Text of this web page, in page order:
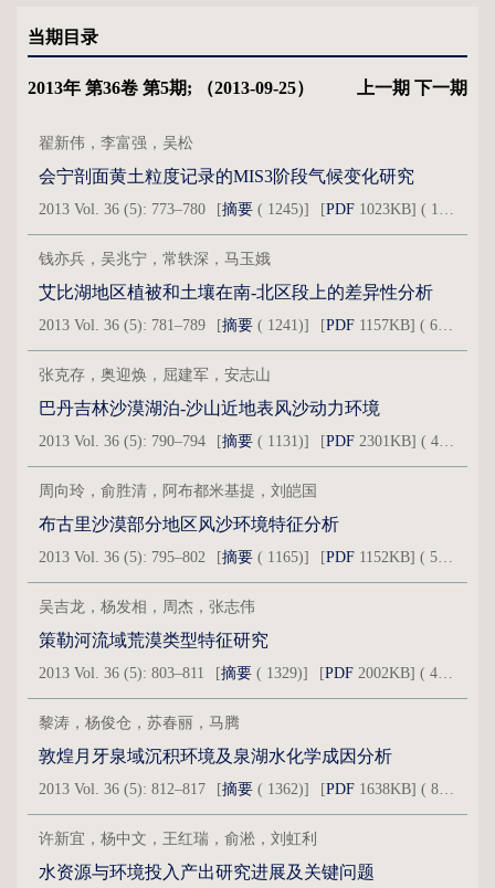
当期目录
2013年 第36卷 第5期; （2013-09-25） 上一期 下一期
翟新伟，李富强，吴松
会宁剖面黄土粒度记录的MIS3阶段气候变化研究
2013 Vol. 36 (5): 773–780 [摘要 ( 1245)] [PDF 1023KB] ( 1016 )
钱亦兵，吴兆宁，常轶深，马玉娥
艾比湖地区植被和土壤在南-北区段上的差异性分析
2013 Vol. 36 (5): 781–789 [摘要 ( 1241)] [PDF 1157KB] ( 653 )
张克存，奥迎焕，屈建军，安志山
巴丹吉林沙漠湖泊-沙山近地表风沙动力环境
2013 Vol. 36 (5): 790–794 [摘要 ( 1131)] [PDF 2301KB] ( 474 )
周向玲，俞胜清，阿布都米基提，刘皑国
布古里沙漠部分地区风沙环境特征分析
2013 Vol. 36 (5): 795–802 [摘要 ( 1165)] [PDF 1152KB] ( 560 )
吴吉龙，杨发相，周杰，张志伟
策勒河流域荒漠类型特征研究
2013 Vol. 36 (5): 803–811 [摘要 ( 1329)] [PDF 2002KB] ( 480 )
黎涛，杨俊仓，苏春丽，马腾
敦煌月牙泉域沉积环境及泉湖水化学成因分析
2013 Vol. 36 (5): 812–817 [摘要 ( 1362)] [PDF 1638KB] ( 898 )
许新宜，杨中文，王红瑞，俞淞，刘虹利
水资源与环境投入产出研究进展及关键问题